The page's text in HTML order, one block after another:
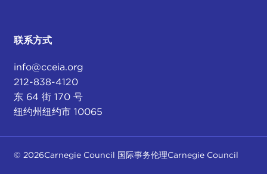
联系方式
info@cceia.org
212-838-4120
东 64 街 170 号
纽约州纽约市 10065
© 2026Carnegie Council 国际事务伦理Carnegie Council